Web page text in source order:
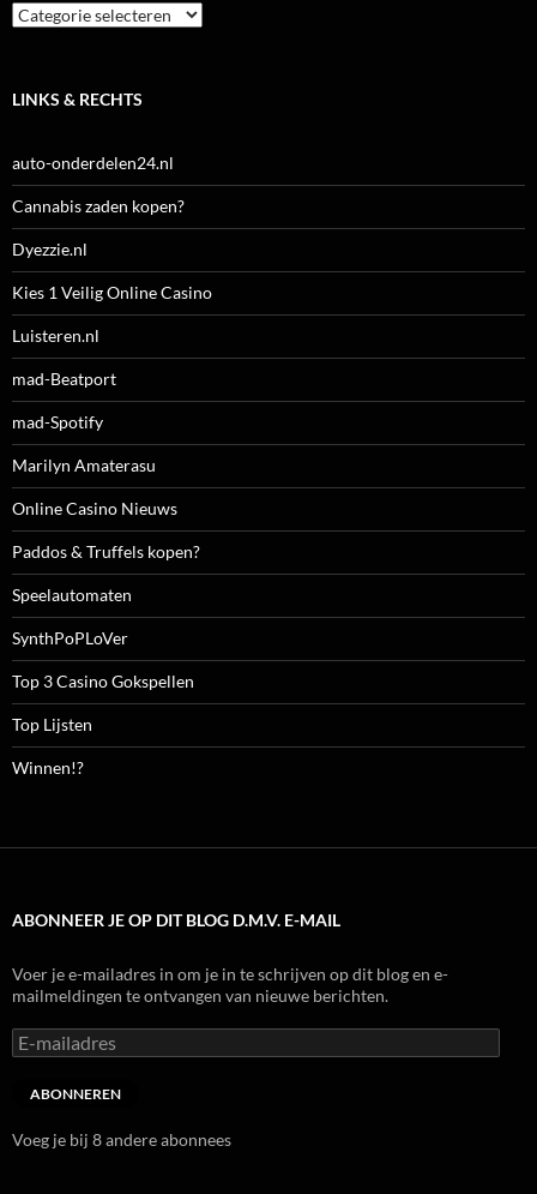
Categorieën
LINKS & RECHTS
auto-onderdelen24.nl
Cannabis zaden kopen?
Dyezzie.nl
Kies 1 Veilig Online Casino
Luisteren.nl
mad-Beatport
mad-Spotify
Marilyn Amaterasu
Online Casino Nieuws
Paddos & Truffels kopen?
Speelautomaten
SynthPoPLoVer
Top 3 Casino Gokspellen
Top Lijsten
Winnen!?
ABONNEER JE OP DIT BLOG D.M.V. E-MAIL
Voer je e-mailadres in om je in te schrijven op dit blog en e-
mailmeldingen te ontvangen van nieuwe berichten.
E-
mailadres
ABONNEREN
Voeg je bij 8 andere abonnees